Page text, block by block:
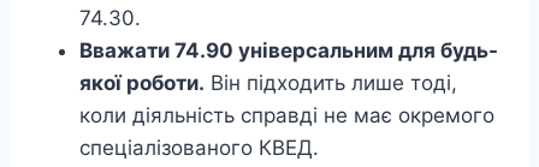
74.30.
Вважати 74.90 універсальним для будь-
якої роботи. Він підходить лише тоді,
коли діяльність справді не має окремого
спеціалізованого КВЕД.